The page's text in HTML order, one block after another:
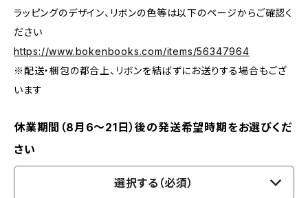
ラッピングのデザイン、リボンの色等は以下のページからご確認く
ださい
https://www.bokenbooks.com/items/56347964
※配送・梱包の都合上、リボンを結ばずにお送りする場合もござ
います
休業期間（8月6〜21日）後の発送希望時期をお選びくだ
さい
選択する（必須）